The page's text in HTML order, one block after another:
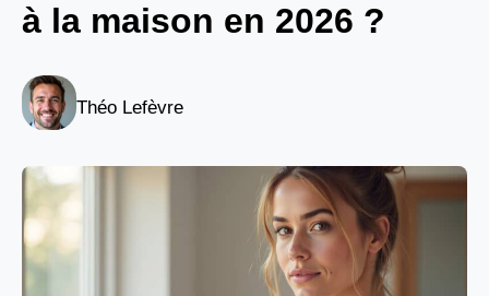
à la maison en 2026 ?
Théo Lefèvre